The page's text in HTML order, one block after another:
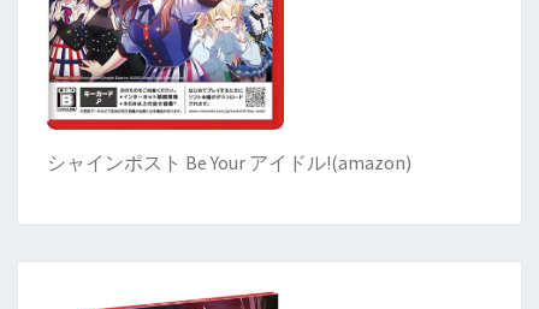
シャインポスト Be Your アイドル!(amazon)